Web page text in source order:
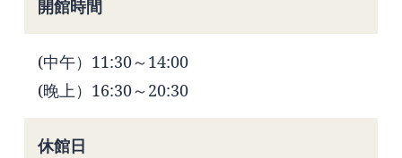
開館時間
(中午）11:30～14:00
(晚上）16:30～20:30
休館日